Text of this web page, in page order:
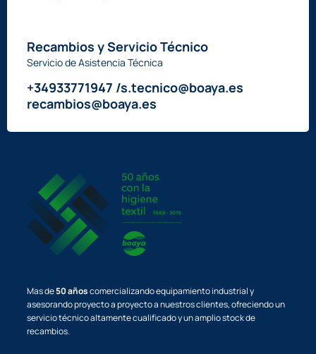
Recambios y Servicio Técnico
Servicio de Asistencia Técnica
+34933771947 /s.tecnico@boaya.es
recambios@boaya.es
Mas de50 añoscomercializando equipamiento industrial y
asesorando proyecto a proyecto a nuestros clientes, ofreciendo un
servicio técnico altamente cualificado y un amplio stock de
recambios.